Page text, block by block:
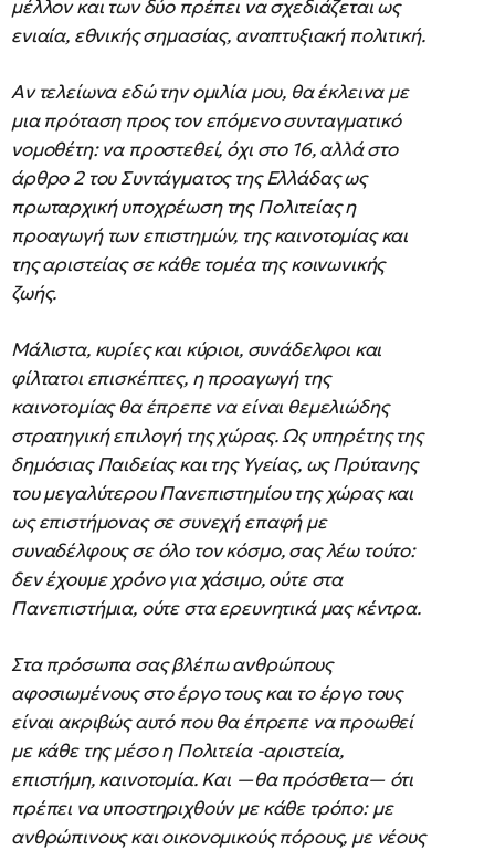
μέλλον και των δύο πρέπει να σχεδιάζεται ως
ενιαία, εθνικής σημασίας, αναπτυξιακή πολιτική.
Αν τελείωνα εδώ την ομιλία μου, θα έκλεινα με
μια πρόταση προς τον επόμενο συνταγματικό
νομοθέτη: να προστεθεί, όχι στο 16, αλλά στο
άρθρο 2 του Συντάγματος της Ελλάδας ως
πρωταρχική υποχρέωση της Πολιτείας η
προαγωγή των επιστημών, της καινοτομίας και
της αριστείας σε κάθε τομέα της κοινωνικής
ζωής.
Μάλιστα, κυρίες και κύριοι, συνάδελφοι και
φίλτατοι επισκέπτες, η προαγωγή της
καινοτομίας θα έπρεπε να είναι θεμελιώδης
στρατηγική επιλογή της χώρας. Ως υπηρέτης της
δημόσιας Παιδείας και της Υγείας, ως Πρύτανης
του μεγαλύτερου Πανεπιστημίου της χώρας και
ως επιστήμονας σε συνεχή επαφή με
συναδέλφους σε όλο τον κόσμο, σας λέω τούτο:
δεν έχουμε χρόνο για χάσιμο, ούτε στα
Πανεπιστήμια, ούτε στα ερευνητικά μας κέντρα.
Στα πρόσωπα σας βλέπω ανθρώπους
αφοσιωμένους στο έργο τους και το έργο τους
είναι ακριβώς αυτό που θα έπρεπε να προωθεί
με κάθε της μέσο η Πολιτεία -αριστεία,
επιστήμη, καινοτομία. Και —θα πρόσθετα— ότι
πρέπει να υποστηριχθούν με κάθε τρόπο: με
ανθρώπινους και οικονομικούς πόρους, με νέους